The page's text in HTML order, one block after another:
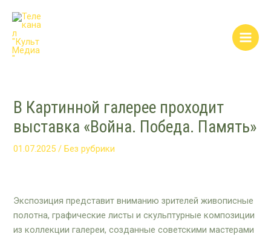
содержимому
В Картинной галерее проходит
выставка «Война. Победа. Память»
01.07.2025/Без рубрики
Экспозиция представит вниманию зрителей живописные
полотна, графические листы и скульптурные композиции
из коллекции галереи, созданные советскими мастерами
navigation